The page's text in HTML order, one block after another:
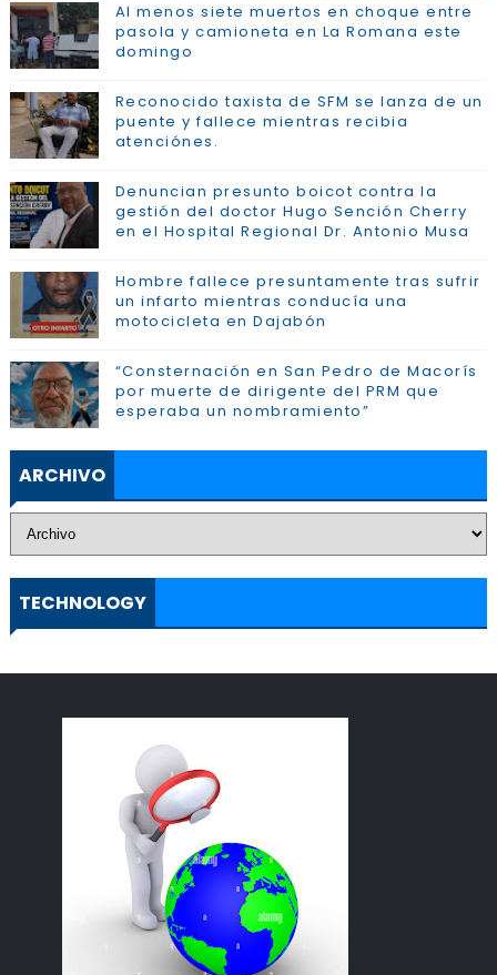
Al menos siete muertos en choque entre
pasola y camioneta en La Romana este
domingo
Reconocido taxista de SFM se lanza de un
puente y fallece mientras recibia
atenciónes.
Denuncian presunto boicot contra la
gestión del doctor Hugo Sención Cherry
en el Hospital Regional Dr. Antonio Musa
Hombre fallece presuntamente tras sufrir
un infarto mientras conducía una
motocicleta en Dajabón
“Consternación en San Pedro de Macorís
por muerte de dirigente del PRM que
esperaba un nombramiento”
ARCHIVO
TECHNOLOGY